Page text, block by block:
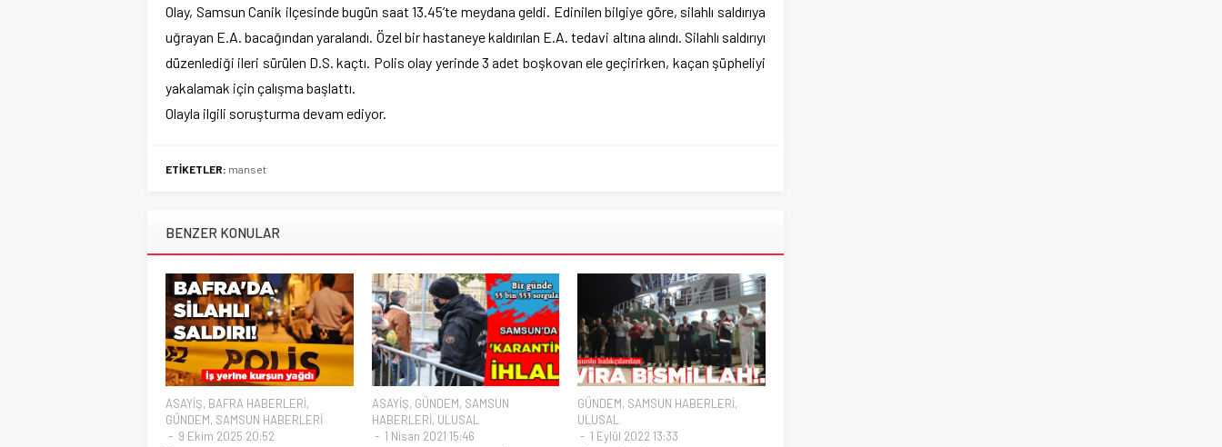
Olay, Samsun Canik ilçesinde bugün saat 13.45’te meydana geldi. Edinilen bilgiye göre, silahlı saldırıya
uğrayan E.A. bacağından yaralandı. Özel bir hastaneye kaldırılan E.A. tedavi altına alındı. Silahlı saldırıyı
düzenlediği ileri sürülen D.S. kaçtı. Polis olay yerinde 3 adet boşkovan ele geçirirken, kaçan şüpheliyi
yakalamak için çalışma başlattı.
Olayla ilgili soruşturma devam ediyor.
ETİKETLER: manset
BENZER KONULAR
ASAYİŞ, BAFRA HABERLERİ,
GÜNDEM, SAMSUN HABERLERİ
9 Ekim 2025 20:52
ASAYİŞ, GÜNDEM, SAMSUN
HABERLERİ, ULUSAL
1 Nisan 2021 15:46
GÜNDEM, SAMSUN HABERLERİ,
ULUSAL
1 Eylül 2022 13:33